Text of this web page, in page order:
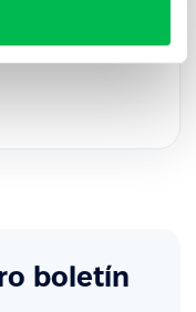
la fecha oficial de
boletín